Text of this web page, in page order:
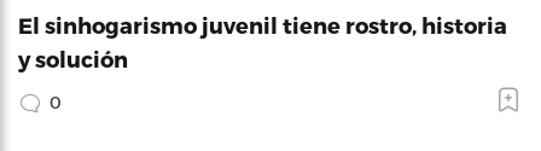
El sinhogarismo juvenil tiene rostro, historia
y solución
0